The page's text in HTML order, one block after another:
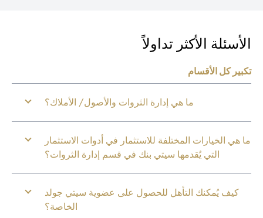
الأكثر تداولاً
كل الأقسام
ما هي إدارة الثروات والأصول/ الأملاك؟
هي الخيارات المختلفة للاستثمار في أدوات الاستثمار
التي يُقدمها سيتي بنك في قسم إدارة الثروات؟
كيف يُمكنك التأهل للحصول على عضوية سيتي جولد
الخاصة؟